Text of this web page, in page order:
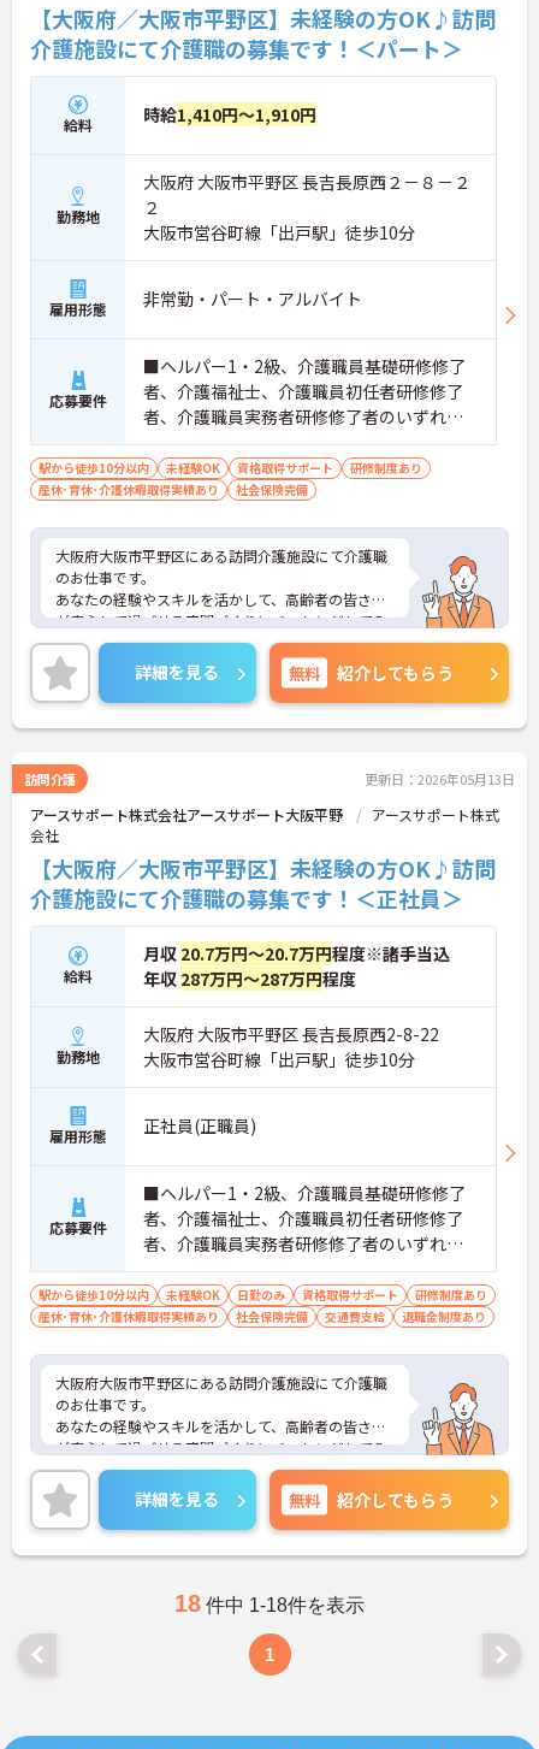
【大阪府／大阪市平野区】未経験の方OK♪訪問
介護施設にて介護職の募集です！＜パート＞
給料 時給1,410円～1,910円
勤務地
大阪府 大阪市平野区 長吉長原西２－８－２
２
大阪市営谷町線「出戸駅」徒歩10分
雇用形態 非常勤・パート・アルバイト
応募要件
■ヘルパー1・2級、介護職員基礎研修修了
者、介護福祉士、介護職員初任者研修修了
者、介護職員実務者研修修了者のいずれか
の資格 ■未経験の方OK
駅から徒歩10分以内 未経験OK 資格取得サポート
研修制度あり
産休･育休･介護休暇取得実績あり
社会保険完備
大阪府大阪市平野区にある訪問介護施設にて介護職
のお仕事です。
あなたの経験やスキルを活かして、高齢者の皆さま
が安心して過ごせる空間づくりにチャレンジしてみ
ませんか？
ご興味ある方には、面接対策ポイントなど、さらに
詳細をお話しいたしますのでお気軽にご相談くださ
い。
詳細を見る 無料 紹介してもらう
訪問介護 更新日：2026年05月13日
アースサポート株式会社アースサポート大阪平野
アースサポート株式
会社
【大阪府／大阪市平野区】未経験の方OK♪訪問
介護施設にて介護職の募集です！＜正社員＞
給料
月収 20.7万円～20.7万円程度※諸手当込
年収 287万円～287万円程度
勤務地
大阪府 大阪市平野区 長吉長原西2-8-22
大阪市営谷町線「出戸駅」徒歩10分
雇用形態 正社員(正職員)
応募要件
■ヘルパー1・2級、介護職員基礎研修修了
者、介護福祉士、介護職員初任者研修修了
者、介護職員実務者研修修了者のいずれか
の資格 ■普通自動車運転免許（AT限定可）
あれば尚可 ■簡単なＰＣスキル（ワード・
エクセルなど） ■未経験の方OK
駅から徒歩10分以内 未経験OK 日勤のみ 資格取得サポート
研修制度あり
産休･育休･介護休暇取得実績あり
社会保険完備 交通費支給 退職金制度あり
大阪府大阪市平野区にある訪問介護施設にて介護職
のお仕事です。
あなたの経験やスキルを活かして、高齢者の皆さま
が安心して過ごせる空間づくりにチャレンジしてみ
ませんか？
ご興味ある方には、面接対策ポイントなど、さらに
詳細をお話しいたしますのでお気軽にご相談くださ
い。
詳細を見る 無料 紹介してもらう
18 件中 1-18件を表示
1